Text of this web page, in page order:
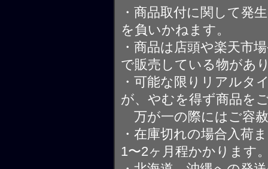
・商品取付に関して発
を負いかねます。
・商品は店頭や楽天市
で販売している物があ
・可能な限りリアルタ
が、やむを得ず商品を
万が一の際にはご容
・在庫切れの場合入荷
1〜2ヶ月程かかります